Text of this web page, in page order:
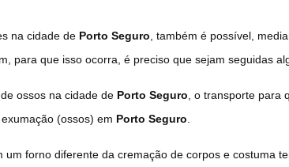
na cidade de Porto Seguro , também é possível,
para que isso ocorra, é preciso que sejam seguidas
ossos na cidade de Porto Seguro , o transporte
(ossos) em Porto Seguro
um forno diferente da cremação de corpos e costuma